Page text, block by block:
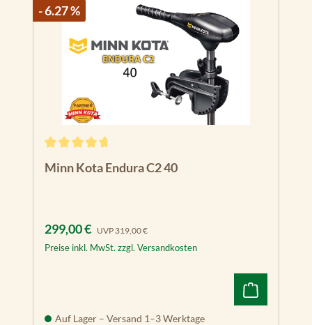
- 6.27 %
Minn Kota Endura C2 40
Verkaufspreis:
299,00 € UVP 319,00 €
Preise inkl. MwSt. zzgl. Versandkosten
Auf Lager – Versand 1–3 Werktage